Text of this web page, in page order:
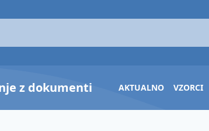
z dokumenti AKTUALNO VZORCI